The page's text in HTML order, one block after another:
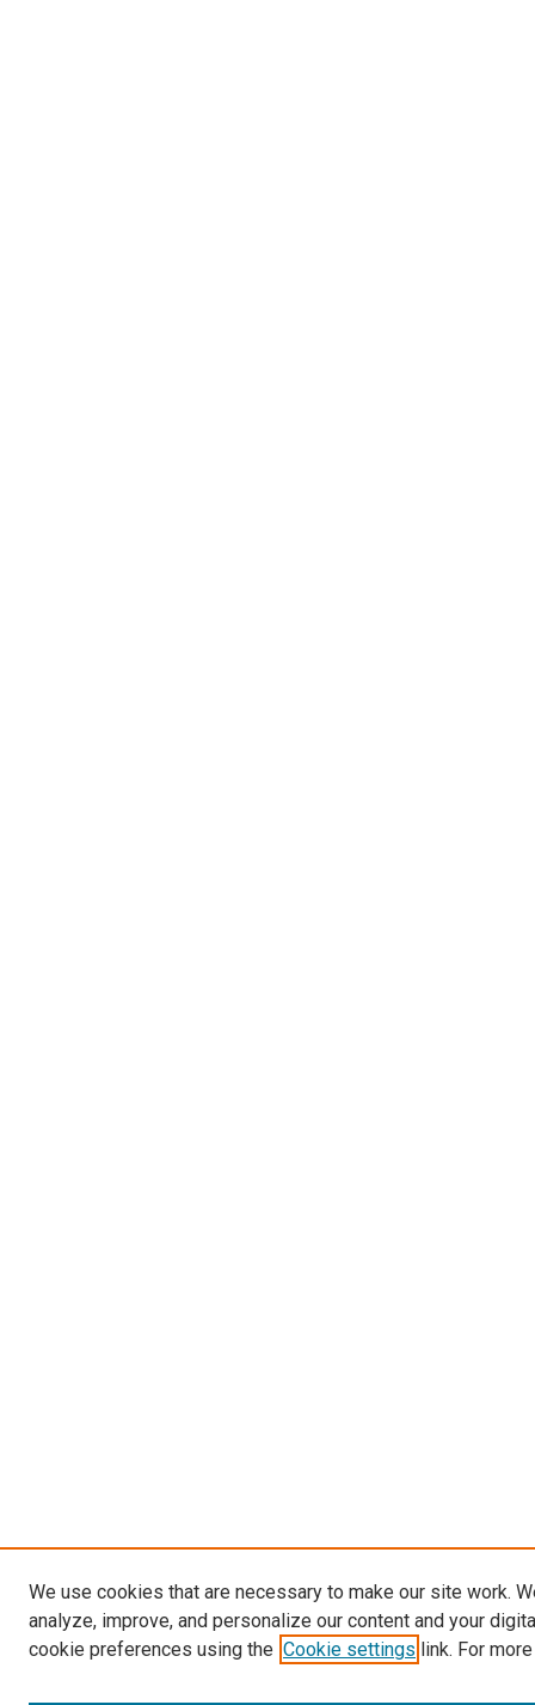
We use cookies that are necessary to make our site work.
analyze, improve, and personalize our content and your
cookie preferences using the Cookie settings link. For